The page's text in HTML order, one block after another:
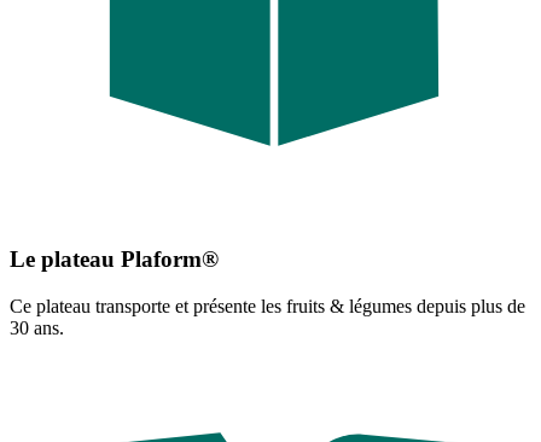
Le plateau Plaform®
Ce plateau transporte et présente les fruits & légumes depuis plus de
30 ans.